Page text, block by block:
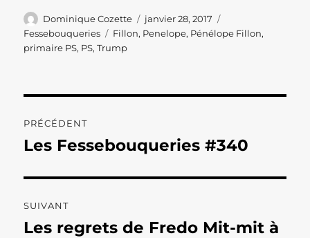
Auteur
Dominique Cozette
Publié
le
janvier 28, 2017
Fessebouqueries
Étiquettes
Fillon, Penelope, Pénélope Fillon,
primaire PS, PS,Trump
de
PRÉCÉDENT
Publication
Les Fessebouqueries #340
SUIVANT
Publication
Les regrets de Fredo Mit-mit à